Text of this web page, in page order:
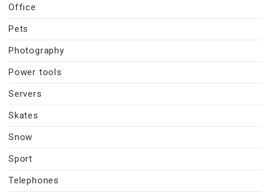
Office
Pets
Photography
Power tools
Servers
Skates
Snow
Sport
Telephones